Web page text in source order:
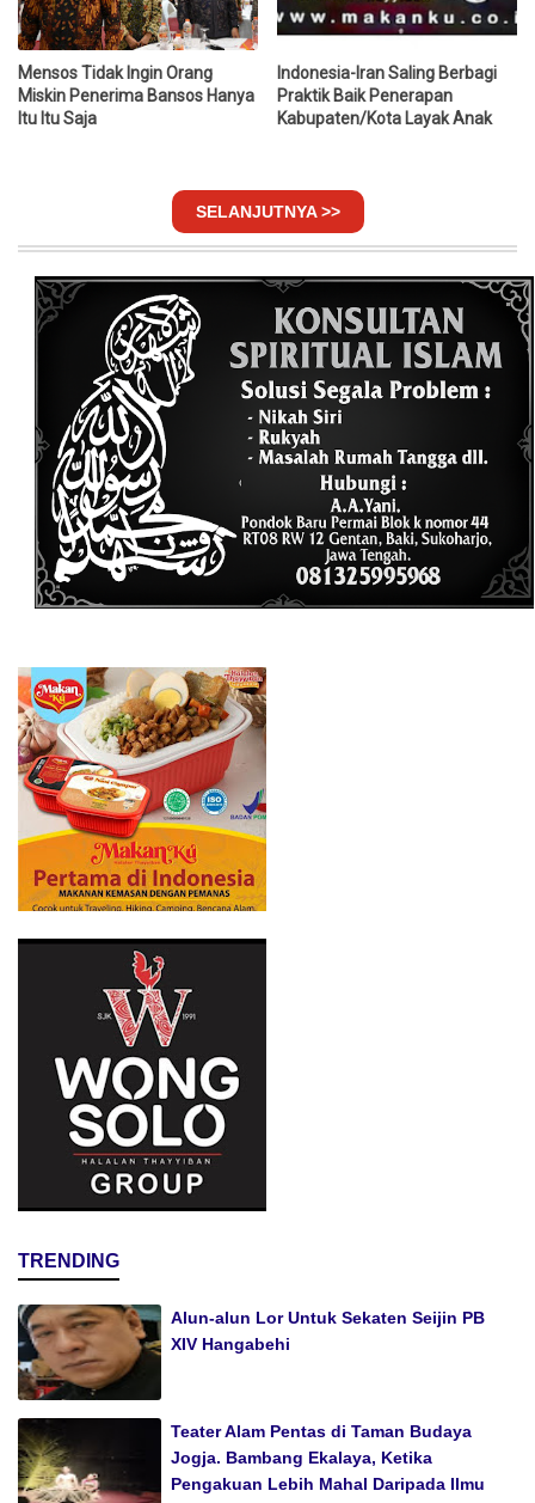
Mensos Tidak Ingin Orang
Miskin Penerima Bansos Hanya
Itu Itu Saja
Indonesia-Iran Saling Berbagi
Praktik Baik Penerapan
Kabupaten/Kota Layak Anak
SELANJUTNYA >>
TRENDING
Alun-alun Lor Untuk Sekaten Seijin PB
XIV Hangabehi
Teater Alam Pentas di Taman Budaya
Jogja. Bambang Ekalaya, Ketika
Pengakuan Lebih Mahal Daripada Ilmu